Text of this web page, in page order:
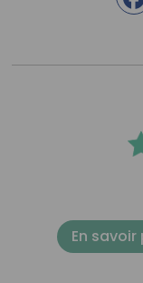
En